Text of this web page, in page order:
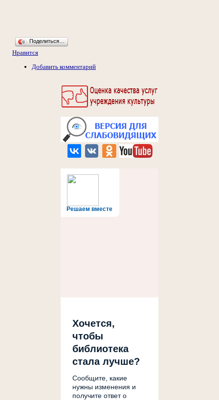
Решаем вместе
Хочется,
чтобы
библиотека
стала лучше?
Сообщите, какие
нужны изменения и
получите ответ о
Поделиться…
Нравится
Добавить комментарий